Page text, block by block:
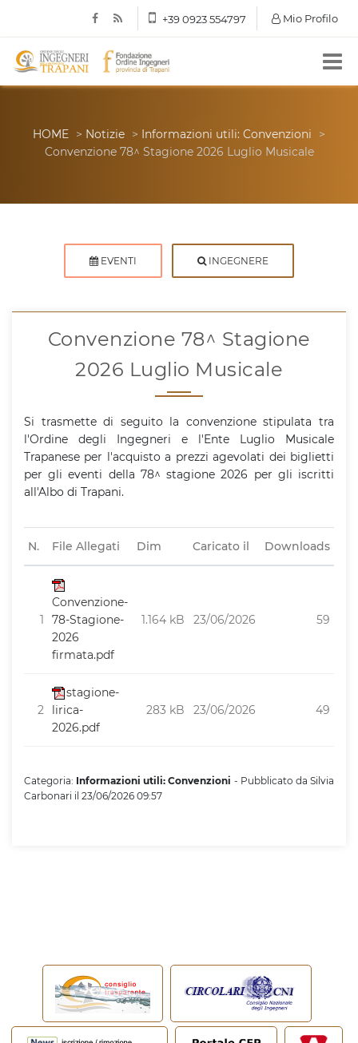
+39 0923 554797 Mio Profilo
HOME > Notizie > Informazioni utili: Convenzioni
>
Convenzione 78^ Stagione 2026 Luglio Musicale
EVENTI INGEGNERE
Convenzione 78^ Stagione
2026 Luglio Musicale
Si trasmette di seguito la convenzione stipulata tra
l'Ordine degli Ingegneri e l'Ente Luglio Musicale
Trapanese per l'acquisto a prezzi agevolati dei biglietti
per gli eventi della 78^ stagione 2026 per gli iscritti
all'Albo di Trapani.
N. File Allegati Dim Caricato il Downloads
1
Convenzione-
78-Stagione-
2026
firmata.pdf
1.164 kB 23/06/2026 59
2
stagione-
lirica-
2026.pdf
283 kB 23/06/2026 49
Categoria: Informazioni utili: Convenzioni - Pubblicato da Silvia
Carbonari il 23/06/2026 09:57